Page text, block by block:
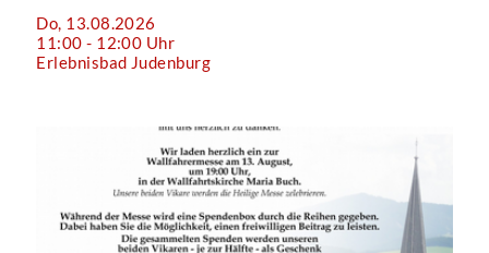
Do, 13.08.2026
11:00 - 12:00 Uhr
Erlebnisbad Judenburg